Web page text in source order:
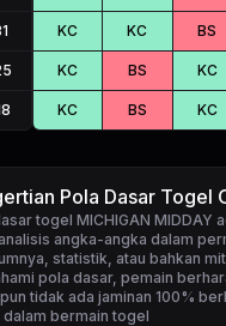
KC KC BS
KC BS KC
KC BS KC
Pola Dasar Togel
togel MICHIGAN MIDDAY
angka-angka dalam
statistik, atau bahkan
pola dasar, pemain
tidak ada jaminan 100%
dalam bermain togel